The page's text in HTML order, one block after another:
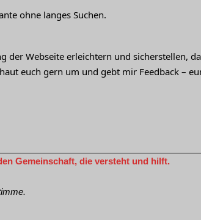
ohne langes Suchen.
der Webseite erleichtern und sicherstellen,
euch gern um und gebt mir Feedback –
Gemeinschaft, die versteht und hilft.